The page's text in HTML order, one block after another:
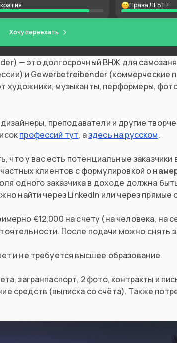
Права ЛГБТ+
Хочу переехать
— это долгосрочный ВНЖ для
и Gewerbetreibender (коммерческие
художники, музыканты, перформеры,
преподаватели и другие
профессий тут, аздесь на русском.
что у вас есть потенциальные заказчики
клиентов с формулировкой о
одного заказчика в доходе должна
найти через LinkedIn или через прямые
€12,000 на счету (на человека, на
После подачи можно снять
и не требуется высшее образование.
загранпаспорт, 2 фото, контракты и
средств (выписка со счёта). Также